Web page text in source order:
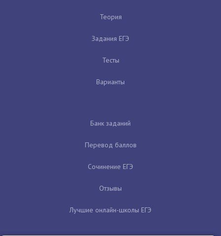
Теория
Задания ЕГЭ
Тесты
Варианты
Банк заданий
Перевод баллов
Сочинение ЕГЭ
Отзывы
Лучшие онлайн-школы ЕГЭ